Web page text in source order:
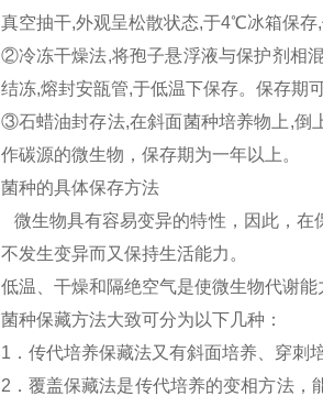
真空抽干,外观呈松散状态,于4℃冰箱保存,
②冷冻干燥法,将孢子悬浮液与保护剂相
结冻,熔封安瓿管,于低温下保存。保存期
③石蜡油封存法,在斜面菌种培养物上 ,倒
作碳源的微生物，保存期为一年以上。
菌种的具体保存方法
微生物具有容易变异的特性，因此，
不发生变异而又保持生活能力。
低温、干燥和隔绝空气是使微生物代谢
菌种保藏方法大致可分为以下几种：
1 ．传代培养保藏法又有斜面培养、穿
2 ．覆盖保藏法是传代培养的变相方法